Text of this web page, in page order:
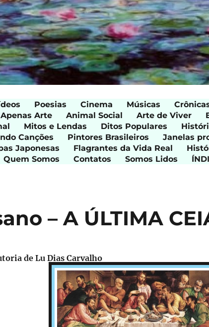
Poesias Cinema Músicas
Apenas Arte Animal Social Arte de Viver
Mitos e Lendas Ditos Populares
Canções Pintores Brasileiros Janelas
Japonesas Flagrantes da Vida Real
Quem Somos Contatos Somos Lidos
– A ÚLTIMA
de Lu Dias Carvalho